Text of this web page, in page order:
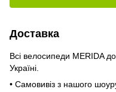
Доставка
Всі велосипеди MERIDA
Україні.
• Самовивіз з нашого